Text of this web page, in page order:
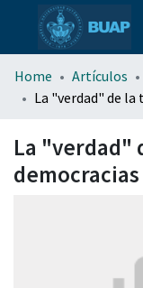
Home Artículos
La "verdad"
democracias